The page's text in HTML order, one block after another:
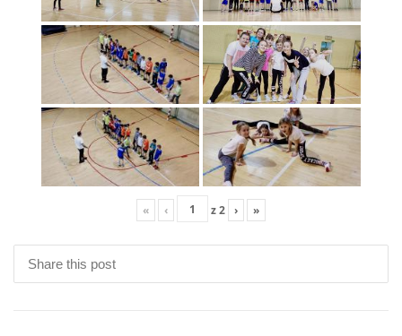
« ‹ z2 › »
Share this post